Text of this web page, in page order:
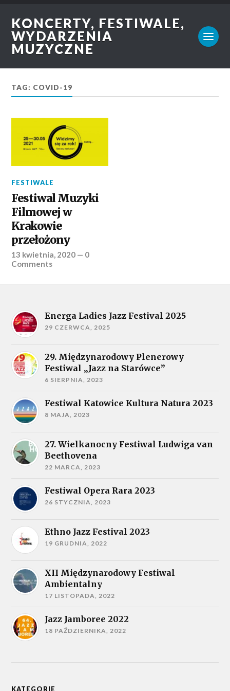
KONCERTY, FESTIWALE,
WYDARZENIA
MUZYCZNE
TAG: COVID-19
FESTIWALE
Festiwal Muzyki
Filmowej w
Krakowie
przełożony
13 kwietnia, 2020 — 0
Comments
Energa Ladies Jazz Festival 2025
29 CZERWCA, 2025
29. Międzynarodowy Plenerowy
Festiwal „Jazz na Starówce”
6 SIERPNIA, 2023
Festiwal Katowice Kultura Natura 2023
8 MAJA, 2023
27. Wielkanocny Festiwal Ludwiga van
Beethovena
22 MARCA, 2023
Festiwal Opera Rara 2023
26 STYCZNIA, 2023
Ethno Jazz Festival 2023
19 GRUDNIA, 2022
XII Międzynarodowy Festiwal
Ambientalny
17 LISTOPADA, 2022
Jazz Jamboree 2022
18 PAŹDZIERNIKA, 2022
KATEGORIE